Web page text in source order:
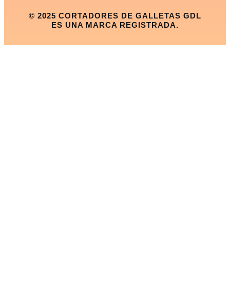
© 2025 CORTADORES DE GALLETAS GDL
ES UNA MARCA REGISTRADA.